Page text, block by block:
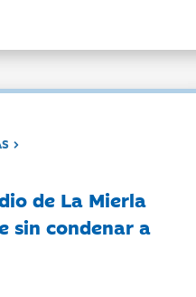
de La Mierla
sin condenar a